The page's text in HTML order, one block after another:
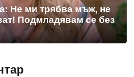
Не ми трябва мъж, не
Подмладявам се без